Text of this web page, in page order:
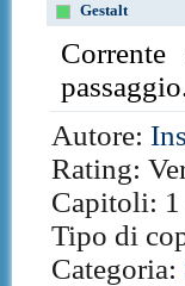
Gestalt
Autore:
Rating:
Capitoli: 1
Tipo di
Categoria: